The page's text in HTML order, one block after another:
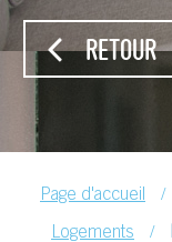
RETOUR
Page d'accueil /
Logements /